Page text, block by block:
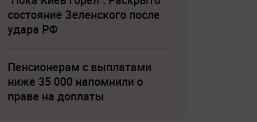
состояние Зеленского после
удара РФ
Пенсионерам с выплатами
ниже 35 000 напомнили о
праве на доплаты